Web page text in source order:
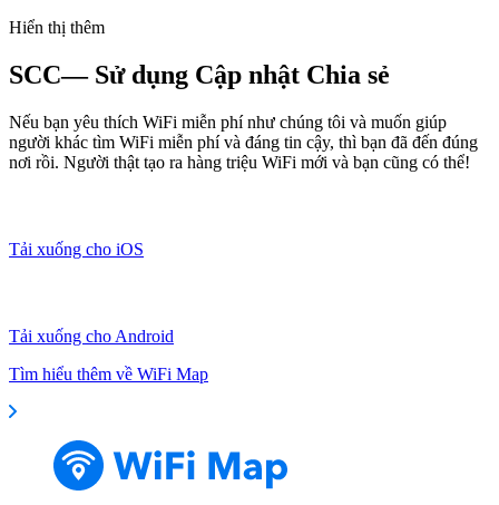
Hiển thị thêm
SCC— Sử dụng Cập nhật Chia sẻ
Nếu bạn yêu thích WiFi miễn phí như chúng tôi và muốn giúp
người khác tìm WiFi miễn phí và đáng tin cậy, thì bạn đã đến đúng
nơi rồi. Người thật tạo ra hàng triệu WiFi mới và bạn cũng có thể!
Tải xuống cho iOS
Tải xuống cho Android
Tìm hiểu thêm về WiFi Map